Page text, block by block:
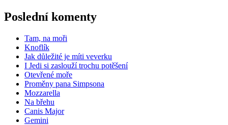
Poslední komenty
Tam, na moři
Knoflík
Jak důležité je míti veverku
I Jedi si zaslouží trochu potěšení
Otevřené moře
Proměny pana Simpsona
Mozzarella
Na břehu
Canis Major
Gemini